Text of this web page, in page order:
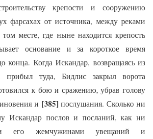
крепости и сооружению
фарсахах от источника, между реками
месте, где ныне находится крепость
основание и за короткое время
конца. Когда Искандар, возвращаясь из
туда, Бидлис закрыл ворота
к бою и сражению, убрав голову
и [385]послушания. Сколько ни
Искандар послов и посланий, как ни
его жемчужинами увещаний и